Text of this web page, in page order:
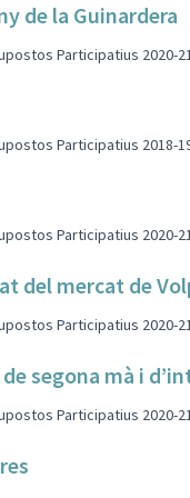
de la Guinardera
Participatius 2020-
Participatius 2018-
Participatius 2020-
del mercat de
Participatius 2020-
segona mà i
Participatius 2020-